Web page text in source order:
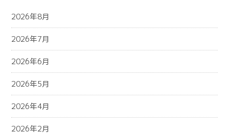
2026年8月
2026年7月
2026年6月
2026年5月
2026年4月
2026年2月